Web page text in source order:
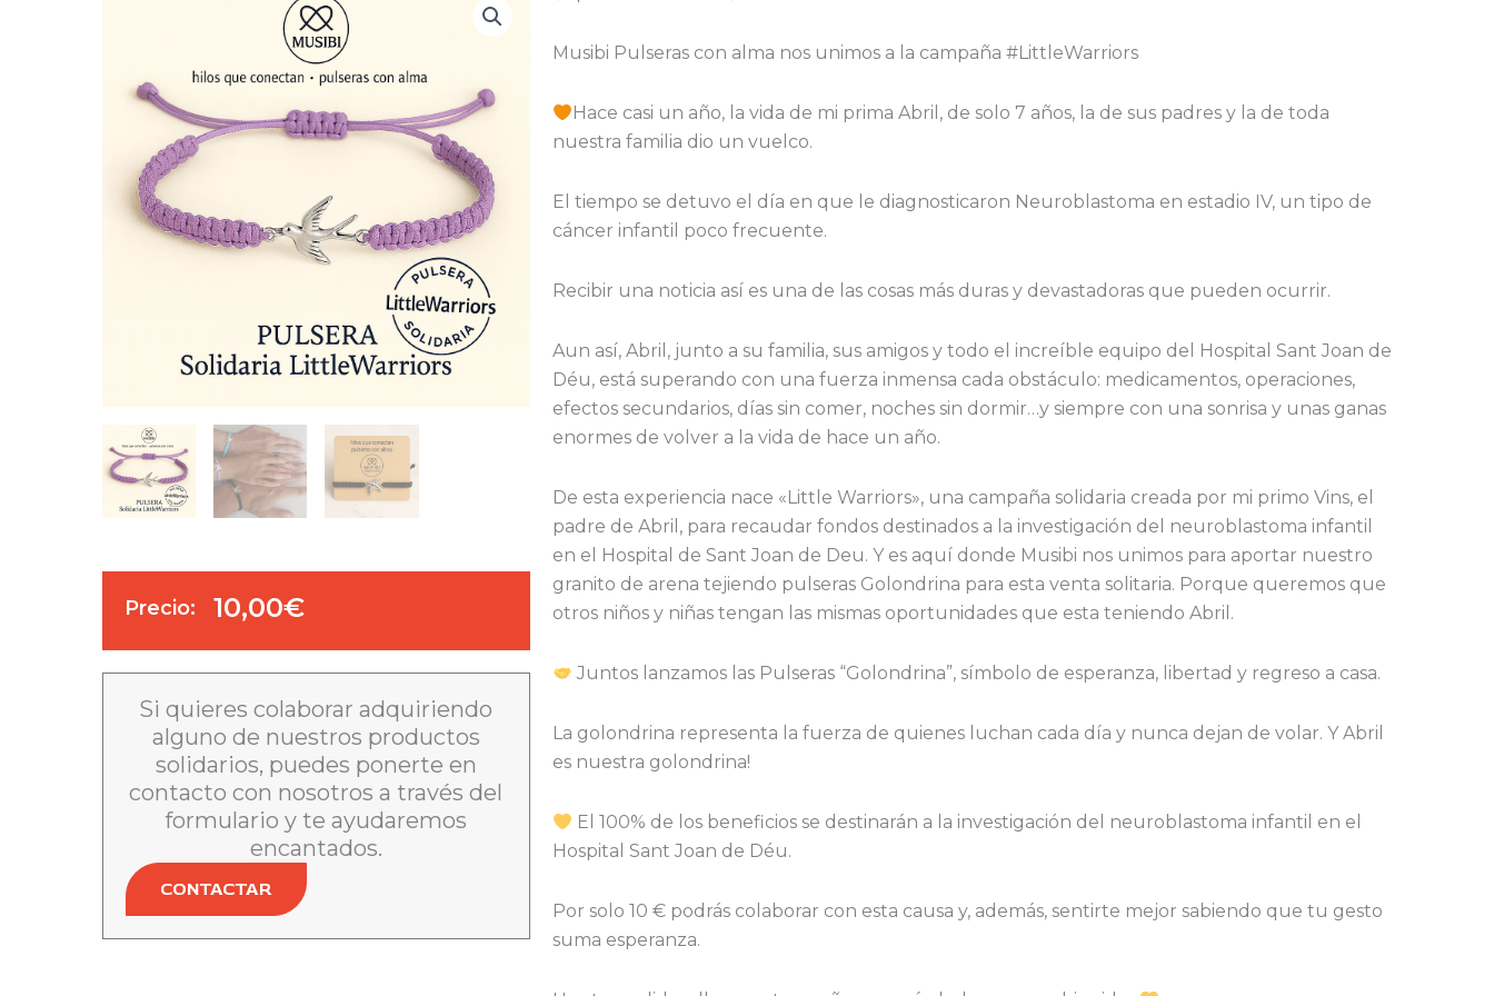
Precio: 10,00€
Si quieres colaborar adquiriendo
alguno de nuestros productos
solidarios, puedes ponerte en
contacto con nosotros a través del
formulario y te ayudaremos
encantados.
CONTACTAR
Musibi Pulseras con alma nos unimos a la campaña #LittleWarriors
Hace casi un año, la vida de mi prima Abril, de solo 7 años, la de sus padres y la de toda
nuestra familia dio un vuelco.
El tiempo se detuvo el día en que le diagnosticaron Neuroblastoma en estadio IV, un tipo de
cáncer infantil poco frecuente.
Recibir una noticia así es una de las cosas más duras y devastadoras que pueden ocurrir.
Aun así, Abril, junto a su familia, sus amigos y todo el increíble equipo del Hospital Sant Joan de
Déu, está superando con una fuerza inmensa cada obstáculo: medicamentos, operaciones,
efectos secundarios, días sin comer, noches sin dormir…y siempre con una sonrisa y unas ganas
enormes de volver a la vida de hace un año.
De esta experiencia nace «Little Warriors», una campaña solidaria creada por mi primo Vins, el
padre de Abril, para recaudar fondos destinados a la investigación del neuroblastoma infantil
en el Hospital de Sant Joan de Deu. Y es aquí donde Musibi nos unimos para aportar nuestro
granito de arena tejiendo pulseras Golondrina para esta venta solitaria. Porque queremos que
otros niños y niñas tengan las mismas oportunidades que esta teniendo Abril.
Juntos lanzamos las Pulseras “Golondrina”, símbolo de esperanza, libertad y regreso a casa.
La golondrina representa la fuerza de quienes luchan cada día y nunca dejan de volar. Y Abril
es nuestra golondrina!
El 100% de los beneficios se destinarán a la investigación del neuroblastoma infantil en el
Hospital Sant Joan de Déu.
Por solo 10 € podrás colaborar con esta causa y, además, sentirte mejor sabiendo que tu gesto
suma esperanza.